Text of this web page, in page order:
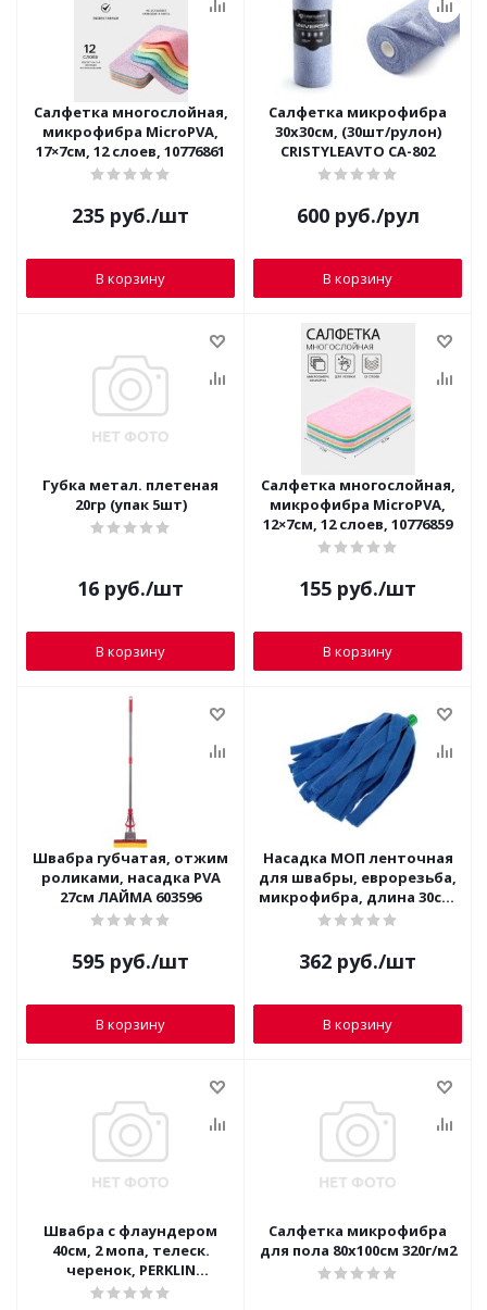
Салфетка многослойная,
микрофибра MicroPVA,
17×7см, 12 слоев, 10776861
235 руб./шт
В корзину
Салфетка микрофибра
30х30см, (30шт/рулон)
CRISTYLEAVTO СА-802
600руб./рул
В корзину
Губка метал. плетеная
20гр (упак 5шт)
16 руб./шт
В корзину
Салфетка многослойная,
микрофибра MicroPVA,
12×7см, 12 слоев, 10776859
155 руб./шт
В корзину
Швабра губчатая, отжим
роликами, насадка PVA
27см ЛАЙМА 603596
595 руб./шт
В корзину
Насадка МОП ленточная
для швабры, еврорезьба,
микрофибра, длина 30см,
170г, ЛАЙМА, 605031
362 руб./шт
В корзину
Швабра с флаундером
40см, 2 мопа, телеск.
черенок, PERKLIN
(ПЕРКЛИН) 700987
Салфетка микрофибра
для пола 80х100см 320г/м2